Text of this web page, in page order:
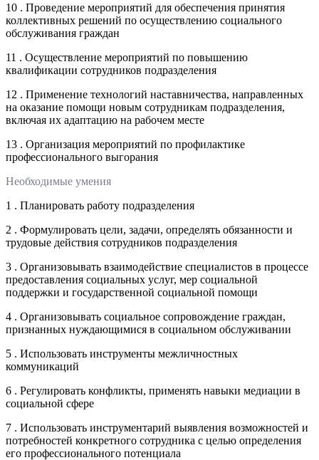
10 . Проведение мероприятий для обеспечения принятия
коллективных решений по осуществлению социального
обслуживания граждан
11 . Осуществление мероприятий по повышению
квалификации сотрудников подразделения
12 . Применение технологий наставничества, направленных
на оказание помощи новым сотрудникам подразделения,
включая их адаптацию на рабочем месте
13 . Организация мероприятий по профилактике
профессионального выгорания
Необходимые умения
1 . Планировать работу подразделения
2 . Формулировать цели, задачи, определять обязанности и
трудовые действия сотрудников подразделения
3 . Организовывать взаимодействие специалистов в процессе
предоставления социальных услуг, мер социальной
поддержки и государственной социальной помощи
4 . Организовывать социальное сопровождение граждан,
признанных нуждающимися в социальном обслуживании
5 . Использовать инструменты межличностных
коммуникаций
6 . Регулировать конфликты, применять навыки медиации в
социальной сфере
7 . Использовать инструментарий выявления возможностей и
потребностей конкретного сотрудника с целью определения
его профессионального потенциала